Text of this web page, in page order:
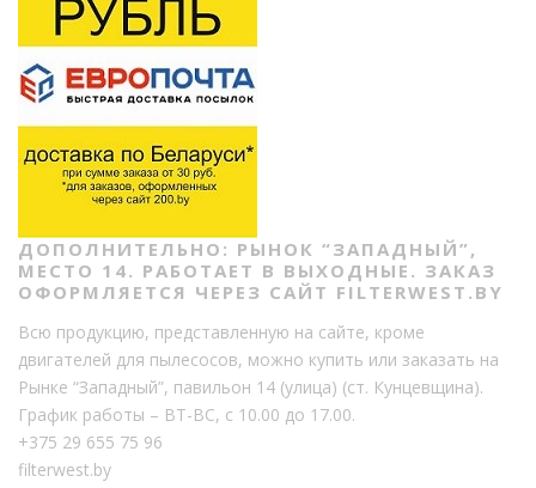
ДОПОЛНИТЕЛЬНО: РЫНОК “ЗАПАДНЫЙ”,
МЕСТО 14. РАБОТАЕТ В ВЫХОДНЫЕ. ЗАКАЗ
ОФОРМЛЯЕТСЯ ЧЕРЕЗ САЙТ FILTERWEST.BY
Всю продукцию, представленную на сайте, кроме
двигателей для пылесосов, можно купить или заказать на
Рынке “Западный”, павильон 14 (улица) (ст. Кунцевщина).
График работы – ВТ-ВС, с 10.00 до 17.00.
+375 29 655 75 96
filterwest.by